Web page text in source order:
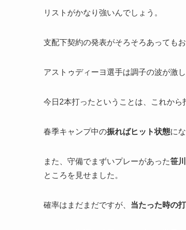
リストがかなり強いんでしょう。
支配下契約の発表がそろそろあってもお
アストゥディーヨ選手は調子の波が激し
今日2本打ったということは、これから
春季キャンプ中の振ればヒット状態に
また、守備でまずいプレーがあった笹
ところを見せました。
確率はまだまだですが、 当たった時の